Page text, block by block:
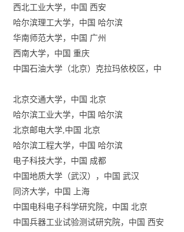
西北工业大学，中国 西安
哈尔滨理工大学，中国 哈尔滨
华南师范大学，中国 广州
西南大学，中国 重庆
中国石油大学（北京）克拉玛依校区，中
北京交通大学，中国 北京
哈尔滨工业大学，中国 哈尔滨
北京邮电大学,中国 北京
哈尔滨工程大学，中国 哈尔滨
电子科技大学，中国 成都
中国地质大学（武汉），中国 武汉
同济大学，中国 上海
中国电科电子科学研究院，中国 北京
中国兵器工业试验测试研究院，中国 西安